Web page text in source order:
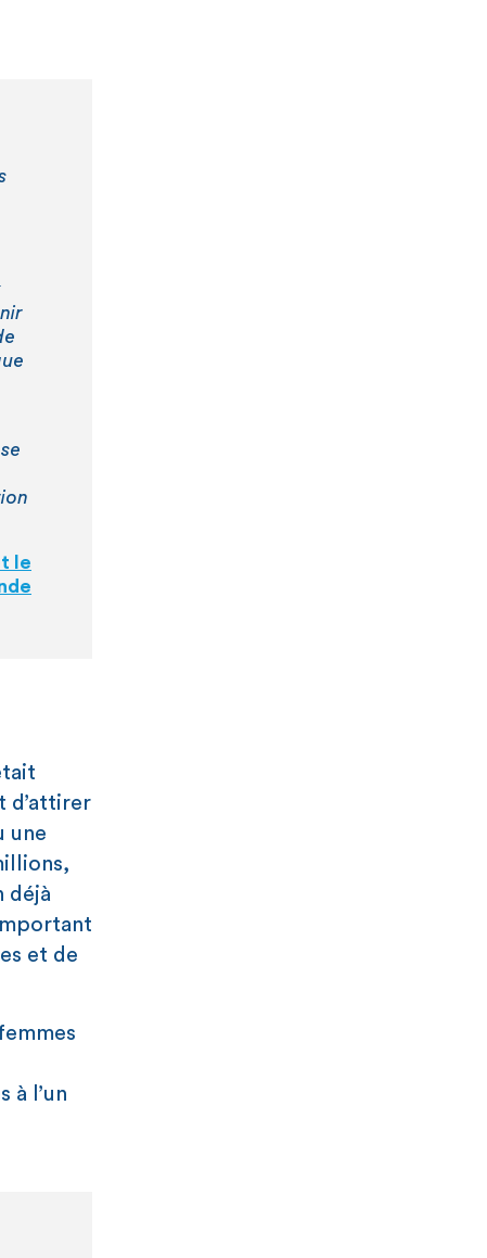
le
d’attirer
une
déjà
et de
à l’un